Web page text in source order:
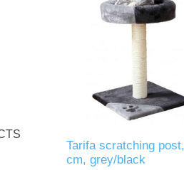
Tarifa scratching
cm, grey/black